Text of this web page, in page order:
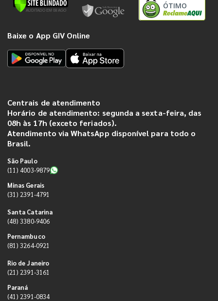
ÓTIMO
Baixe o App GIV Online
Centrais de atendimento
Horário de atendimento: segunda a sexta-feira, das
08h às 17h (exceto feriados).
Atendimento via WhatsApp disponível para todo o
Brasil.
São Paulo
(11) 4003-9879
Minas Gerais
(31) 2391-4791
Santa Catarina
(48) 3380-9406
Pernambuco
(81) 3264-0921
Rio de Janeiro
(21) 2391-3161
Paraná
(41) 2391-0834